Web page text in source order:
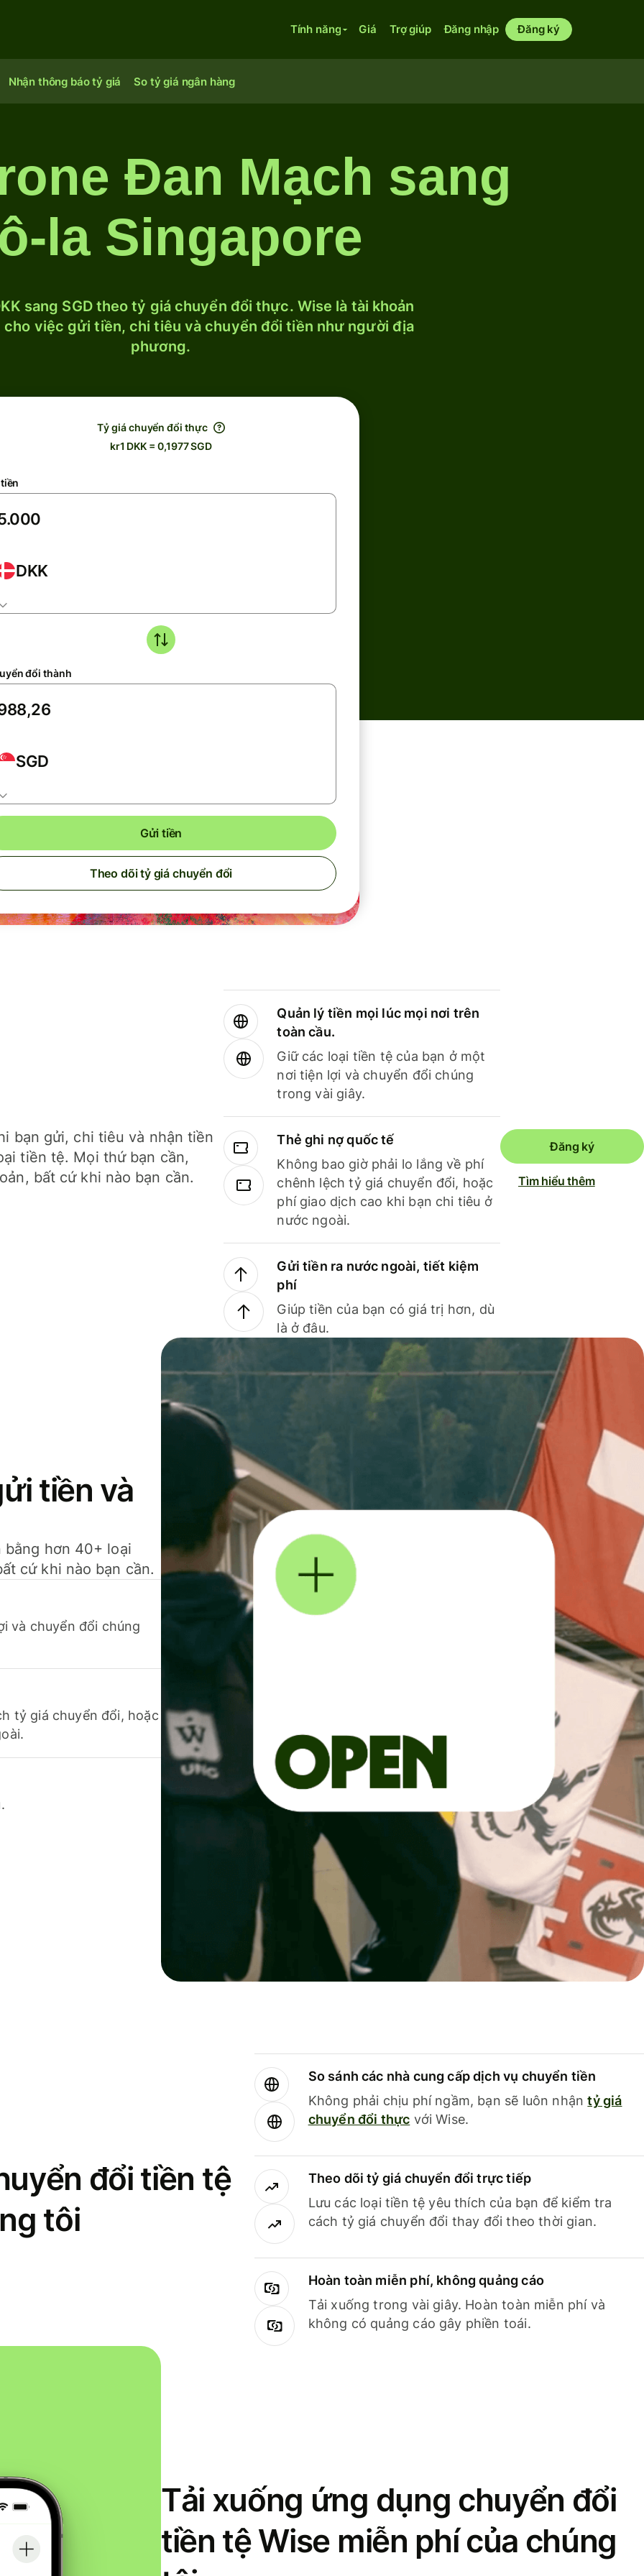
Tính năng Giá Trợ giúp Đăng nhập Đăng ký
Nhận thông báo tỷ giá So tỷ giá ngân hàng
Đan Mạch sang
la Singapore
sang SGD theo tỷ giá chuyển đổi thực. Wise là tài khoản
việc gửi tiền, chi tiêu và chuyển đổi tiền như người địa
phương.
Tỷ giá chuyển đổi thực
kr1 DKK = 0,1977 SGD
DKK
đổi thành
SGD
Gửi tiền
Theo dõi tỷ giá chuyển đổi
bạn gửi, chi tiêu và nhận tiền
tiền tệ. Mọi thứ bạn cần,
bất cứ khi nào bạn cần.
Quản lý tiền mọi lúc mọi nơi trên
toàn cầu.
Giữ các loại tiền tệ của bạn ở một
nơi tiện lợi và chuyển đổi chúng
trong vài giây.
Thẻ ghi nợ quốc tế
Không bao giờ phải lo lắng về phí
chênh lệch tỷ giá chuyển đổi, hoặc
phí giao dịch cao khi bạn chi tiêu ở
nước ngoài.
Gửi tiền ra nước ngoài, tiết kiệm
phí
Giúp tiền của bạn có giá trị hơn, dù
là ở đâu.
Đăng ký
Tìm hiểu thêm
tiền và
hơn 40+ loại
cứ khi nào bạn cần.
và chuyển đổi chúng
tỷ giá chuyển đổi, hoặc
đổi tiền tệ
tôi
So sánh các nhà cung cấp dịch vụ chuyển tiền
Không phải chịu phí ngầm, bạn sẽ luôn nhậntỷ giá
chuyển đổi thực với Wise.
Theo dõi tỷ giá chuyển đổi trực tiếp
Lưu các loại tiền tệ yêu thích của bạn để kiểm tra
cách tỷ giá chuyển đổi thay đổi theo thời gian.
Hoàn toàn miễn phí, không quảng cáo
Tải xuống trong vài giây. Hoàn toàn miễn phí và
không có quảng cáo gây phiền toái.
Tải xuống ứng dụng chuyển đổi
tiền tệ Wise miễn phí của chúng